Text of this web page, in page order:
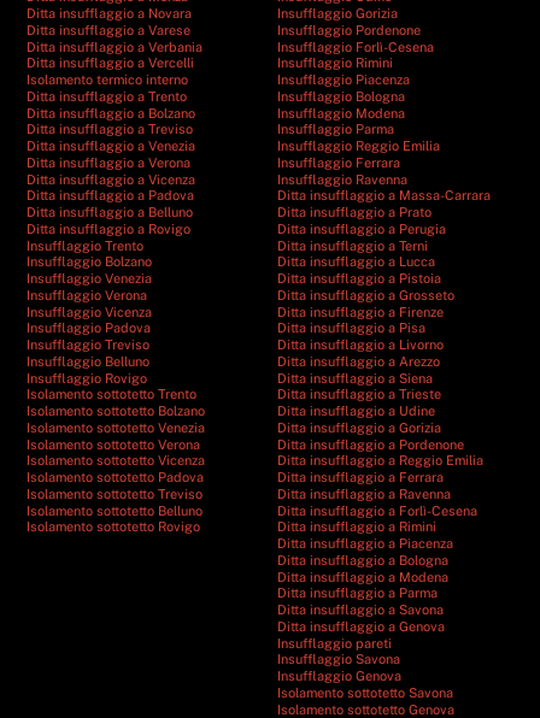
Ditta insufflaggio a Novara
Ditta insufflaggio a Varese
Ditta insufflaggio a Verbania
Ditta insufflaggio a Vercelli
Isolamento termico interno
Ditta insufflaggio a Trento
Ditta insufflaggio a Bolzano
Ditta insufflaggio a Treviso
Ditta insufflaggio a Venezia
Ditta insufflaggio a Verona
Ditta insufflaggio a Vicenza
Ditta insufflaggio a Padova
Ditta insufflaggio a Belluno
Ditta insufflaggio a Rovigo
Insufflaggio Trento
Insufflaggio Bolzano
Insufflaggio Venezia
Insufflaggio Verona
Insufflaggio Vicenza
Insufflaggio Padova
Insufflaggio Treviso
Insufflaggio Belluno
Insufflaggio Rovigo
Isolamento sottotetto Trento
Isolamento sottotetto Bolzano
Isolamento sottotetto Venezia
Isolamento sottotetto Verona
Isolamento sottotetto Vicenza
Isolamento sottotetto Padova
Isolamento sottotetto Treviso
Isolamento sottotetto Belluno
Isolamento sottotetto Rovigo
Insufflaggio Gorizia
Insufflaggio Pordenone
Insufflaggio Forlì-Cesena
Insufflaggio Rimini
Insufflaggio Piacenza
Insufflaggio Bologna
Insufflaggio Modena
Insufflaggio Parma
Insufflaggio Reggio Emilia
Insufflaggio Ferrara
Insufflaggio Ravenna
Ditta insufflaggio a Massa-Carrara
Ditta insufflaggio a Prato
Ditta insufflaggio a Perugia
Ditta insufflaggio a Terni
Ditta insufflaggio a Lucca
Ditta insufflaggio a Pistoia
Ditta insufflaggio a Grosseto
Ditta insufflaggio a Firenze
Ditta insufflaggio a Pisa
Ditta insufflaggio a Livorno
Ditta insufflaggio a Arezzo
Ditta insufflaggio a Siena
Ditta insufflaggio a Trieste
Ditta insufflaggio a Udine
Ditta insufflaggio a Gorizia
Ditta insufflaggio a Pordenone
Ditta insufflaggio a Reggio Emilia
Ditta insufflaggio a Ferrara
Ditta insufflaggio a Ravenna
Ditta insufflaggio a Forlì-Cesena
Ditta insufflaggio a Rimini
Ditta insufflaggio a Piacenza
Ditta insufflaggio a Bologna
Ditta insufflaggio a Modena
Ditta insufflaggio a Parma
Ditta insufflaggio a Savona
Ditta insufflaggio a Genova
Insufflaggio pareti
Insufflaggio Savona
Insufflaggio Genova
Isolamento sottotetto Savona
Isolamento sottotetto Genova